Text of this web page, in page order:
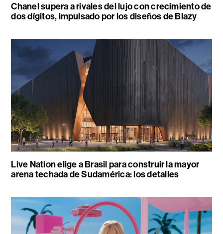
Chanel supera a rivales del lujo con crecimiento de
dos dígitos, impulsado por los diseños de Blazy
Live Nation elige a Brasil para construir la mayor
arena techada de Sudamérica: los detalles